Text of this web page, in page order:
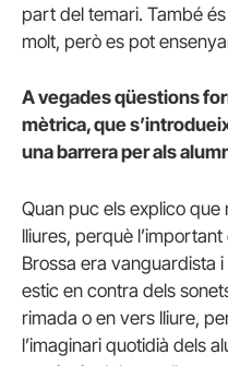
part del temari. També
molt, però es pot
A vegades qüestions
mètrica, que
una barrera per als
Quan puc els explico
lliures, perquè
Brossa era vanguardista
estic en contra dels
rimada o en vers lliure,
l’imaginari quotidià dels